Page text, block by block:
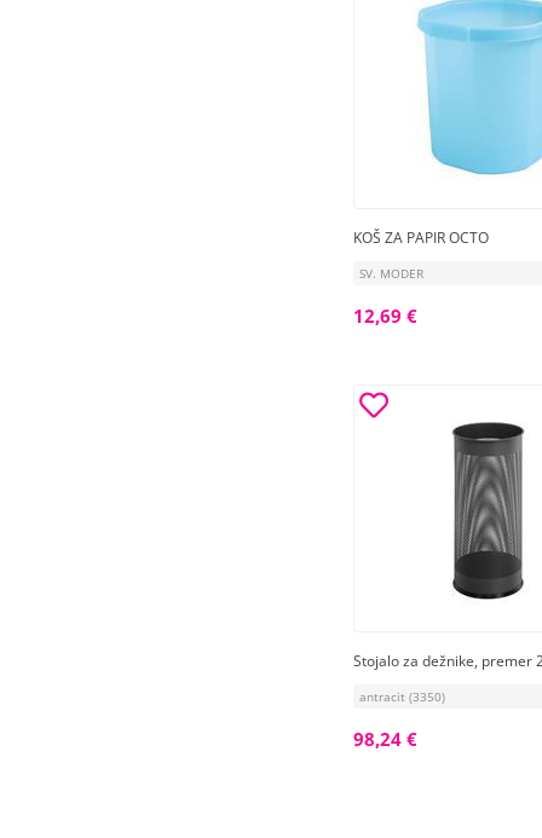
KOŠ ZA PAPIR OCTO
SV. MODER
12,69 €
Stojalo za dežnike, premer
antracit (3350)
98,24 €